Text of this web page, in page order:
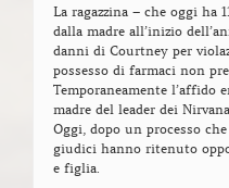
La ragazzina – che oggi ha
dalla madre all’inizio
danni di Courtney per
possesso di farmaci non
Temporaneamente l’affido
madre del leader dei
Oggi, dopo un processo
giudici hanno ritenuto
e figlia.